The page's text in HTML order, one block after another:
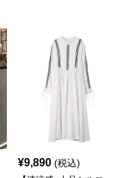
¥9,890 (税込)